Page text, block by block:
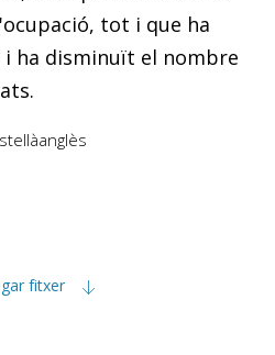
tot i que ha
ha disminuït el nombre
anglès
fitxer